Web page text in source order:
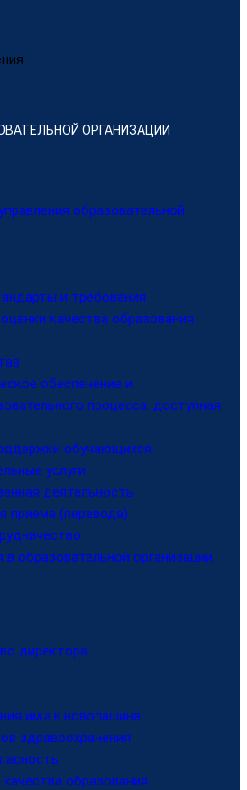
ОРГАНИЗАЦИИ
образовательной
и требования
качества образования
обеспечение и
процесса. доступная
обучающихся
услуги
деятельность
приема (перевода)
в образовательной организации
директора
им.а.к.новопашина
здравоохранения
образования